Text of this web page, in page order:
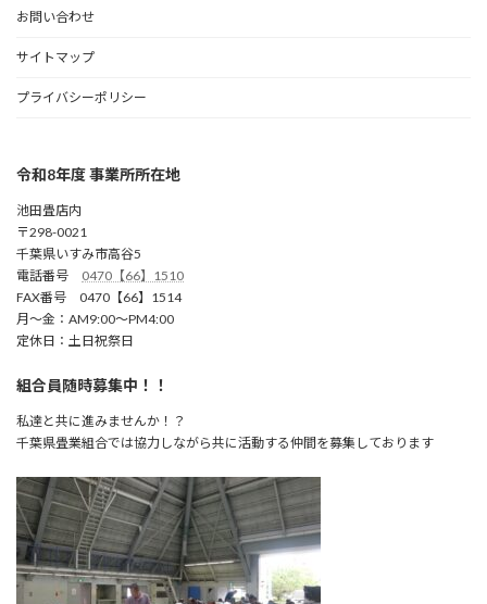
お問い合わせ
サイトマップ
プライバシーポリシー
令和8年度 事業所所在地
池田畳店内
〒298-0021
千葉県いすみ市高谷5
電話番号 0470【66】1510
FAX番号 0470【66】1514
月～金：AM9:00～PM4:00
定休日：土日祝祭日
組合員随時募集中！！
私達と共に進みませんか！？
千葉県畳業組合では協力しながら共に活動する仲間を募集しております